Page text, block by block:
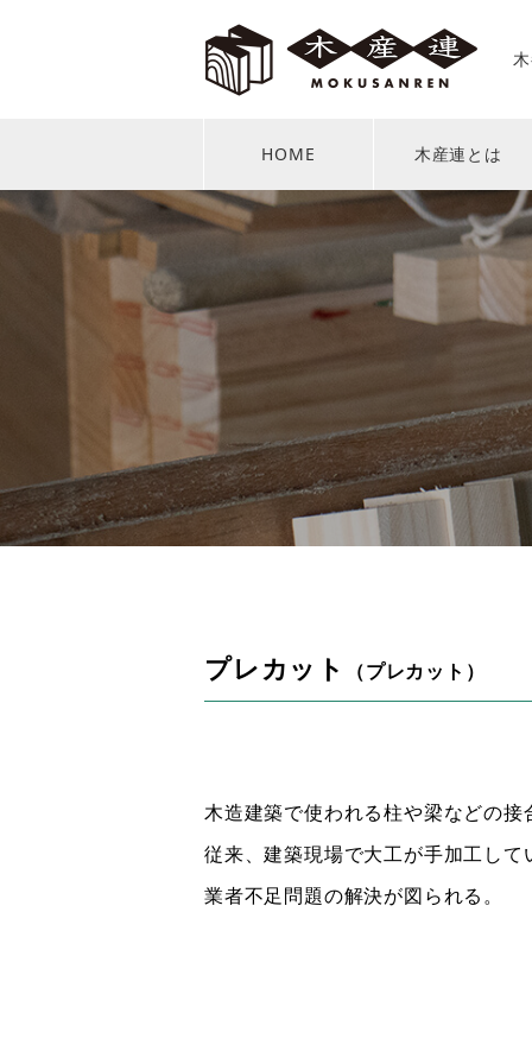
HOME 木産連とは
プレカット （プレカット）
木造建築で使われる柱や梁などの
従来、建築現場で大工が手加工し
業者不足問題の解決が図られる。